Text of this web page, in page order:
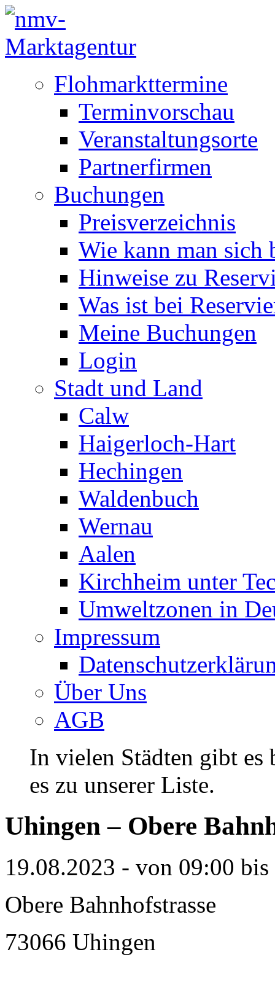
Flohmarkttermine
Terminvorschau
Veranstaltungsorte
Partnerfirmen
Buchungen
Preisverzeichnis
Wie kann man sich
Hinweise zu
Was ist bei
Meine Buchungen
Login
Stadt und Land
Calw
Haigerloch-Hart
Hechingen
Waldenbuch
Wernau
Aalen
Kirchheim unter
Umweltzonen in
Impressum
Über Uns
AGB
In vielen Städten gibt es
es zu unserer Liste.
Uhingen – Obere
19.08.2023 - von 09:00
Obere Bahnhofstrasse
73066 Uhingen